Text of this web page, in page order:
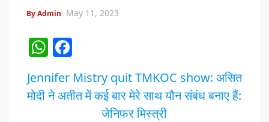
By Admin May 11, 2023
W
h
at
s
c
e
Jennifer Mistry quit TMKOC show: असित
मोदी ने अतीत में कई बार मेरे साथ यौन संबंध बनाए हैं:
जेनिफर मिस्त्री